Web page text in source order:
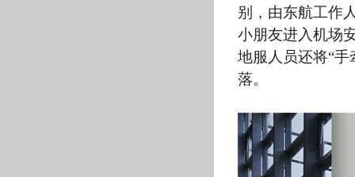
别，由东航工作
小朋友进入机场
地服人员还将“
落。